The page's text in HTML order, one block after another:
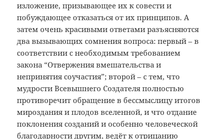
изложение, призывающее их к совести и
побуждающее отказаться от их принципов. А
затем очень красивыми ответами разъясняются
два вызывающих сомнения вопроса: первый – в
соответствии с необходимым требованием
закона “Отвержения вмешательства и
непринятия соучастия”; второй – с тем, что
мудрости Всевышнего Создателя полностью
противоречит обращение в бессмыслицу итогов
мироздания и плодов вселенной, и что отдание
поклонения созданий и особенно человеческой
благодарности другим, ведёт к отрицанию